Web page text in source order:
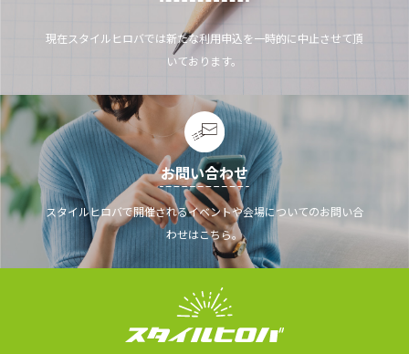
現在スタイルヒロバでは新たな利用申込を一時的に中止させて頂
いております。
お問い合わせ
スタイルヒロバで開催されるイベントや会場についてのお問い合
わせはこちら。